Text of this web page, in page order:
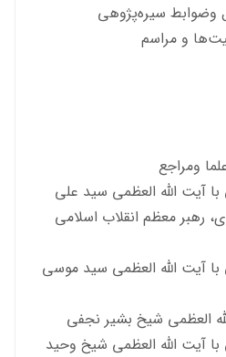
وضوابط سيره‌پژوهی
و مراسم
ومراجع
با آیت الله العظمی سید علی
رهبر معظم انقلاب اسلامی
با آيت الله العظمى سید موسی
العظمى شيخ بشير نجفي
با آيت الله العظمى شيخ وحيد